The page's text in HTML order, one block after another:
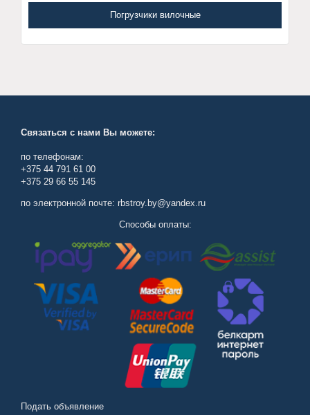
Погрузчики вилочные
Связаться с нами Вы можете:
по телефонам:
+375 44 791 61 00
+375 29 66 55 145
по электронной почте: rbstroy.by@yandex.ru
Способы оплаты:
Подать объявление